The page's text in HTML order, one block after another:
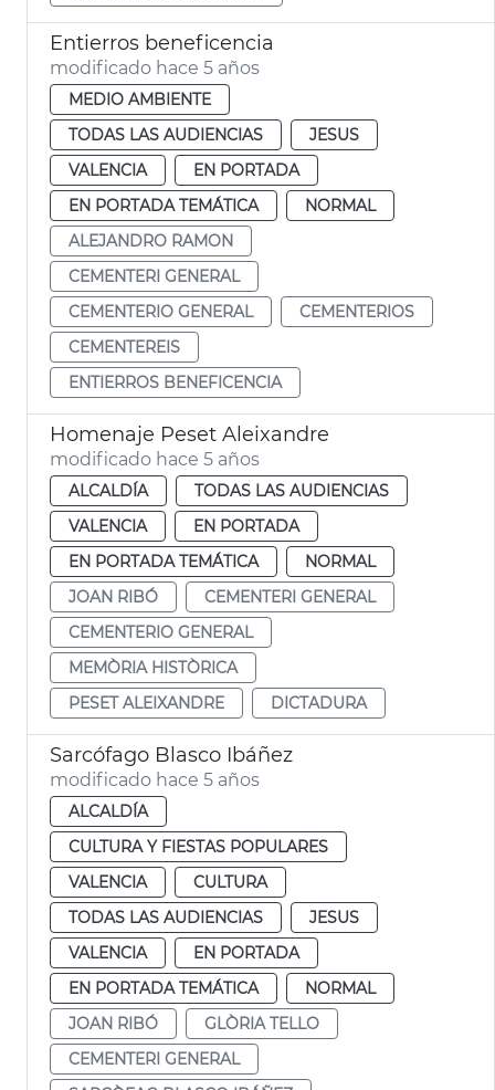
Entierros beneficencia
modificado hace 5 años
MEDIO AMBIENTE
TODAS LAS AUDIENCIAS
JESUS
VALENCIA
EN PORTADA
EN PORTADA TEMÁTICA
NORMAL
ALEJANDRO RAMON
CEMENTERI GENERAL
CEMENTERIO GENERAL
CEMENTERIOS
CEMENTEREIS
ENTIERROS BENEFICENCIA
Homenaje Peset Aleixandre
modificado hace 5 años
ALCALDÍA
TODAS LAS AUDIENCIAS
VALENCIA
EN PORTADA
EN PORTADA TEMÁTICA
NORMAL
JOAN RIBÓ
CEMENTERI GENERAL
CEMENTERIO GENERAL
MEMÒRIA HISTÒRICA
PESET ALEIXANDRE
DICTADURA
Sarcófago Blasco Ibáñez
modificado hace 5 años
ALCALDÍA
CULTURA Y FIESTAS POPULARES
VALENCIA
CULTURA
TODAS LAS AUDIENCIAS
JESUS
VALENCIA
EN PORTADA
EN PORTADA TEMÁTICA
NORMAL
JOAN RIBÓ
GLÒRIA TELLO
CEMENTERI GENERAL